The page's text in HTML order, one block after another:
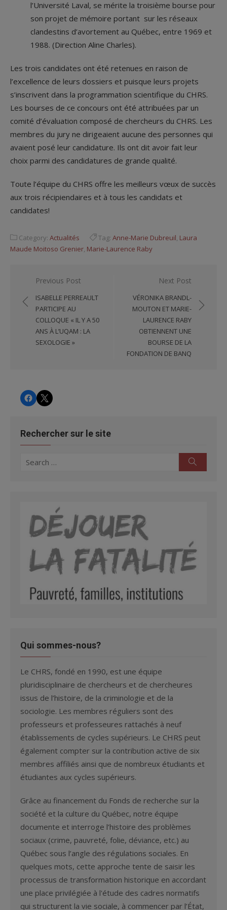
l’Université Laval, se mérite la troisième bourse pour
son projet de mémoire portant sur les réseaux
clandestins d’avortement au Québec, entre 1969 et
1988. (Direction Aline Charles).
Les trois candidates ont été retenues en raison de
l’excellence de leurs dossiers et puisque leurs projets
s’inscrivent dans la programmation scientifique du CHRS.
Les bourses de ce concours ont été attribuées par un
comité d’évaluation composé de chercheurs du CHRS. Les
membres du jury ne dirigeaient aucune des personnes qui
avaient posé leur candidature. Ils ont dit avoir fait leur
choix parmi des candidatures de grande qualité.
Toute l’équipe du CHRS offre les meilleurs vœux de succès
aux trois récipiendaires et à tous les candidats et
candidates!
Category: Actualités Tag: Anne-Marie Dubreuil, Laura
Maude Moitoso Grenier, Marie-Laurence Raby
Navigation
de
l'article
Previous Post
ISABELLE PERREAULT
PARTICIPE AU
COLLOQUE « IL Y A 50
ANS À L’UQAM : LA
SEXOLOGIE »
Next Post
VÉRONIKA BRANDL-
MOUTON ET MARIE-
LAURENCE RABY
OBTIENNENT UNE
BOURSE DE LA
FONDATION DE BANQ
CHRSCHRS
Rechercher sur le site
Search
Qui sommes-nous?
Le CHRS, fondé en 1990, est une équipe
pluridisciplinaire de chercheurs et de chercheures
issus de l’histoire, de la criminologie et de la
sociologie. Les membres réguliers sont des
professeurs et professeures rattachés à neuf
établissements de cycles supérieurs. Le CHRS peut
également compter sur la contribution active de six
membres affiliés ainsi que de nombreux étudiants et
étudiantes aux cycles supérieurs.
Grâce au financement du Fonds de recherche sur la
société et la culture du Québec, notre équipe
documente et interroge l’histoire des problèmes
sociaux (crime, pauvreté, folie, déviance, etc.) au
Québec sous l’angle des régulations sociales. En
quelques mots, cette approche tente de saisir les
processus de transformation historique en accordant
une place privilégiée à l'étude des cadres normatifs
qui structurent la vie sociale, à commencer par l’État,